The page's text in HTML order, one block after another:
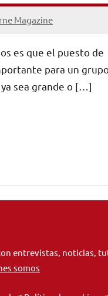
Magazine
es que el puesto de
para un
sea grande o […]
entrevistas, noticias,
somos